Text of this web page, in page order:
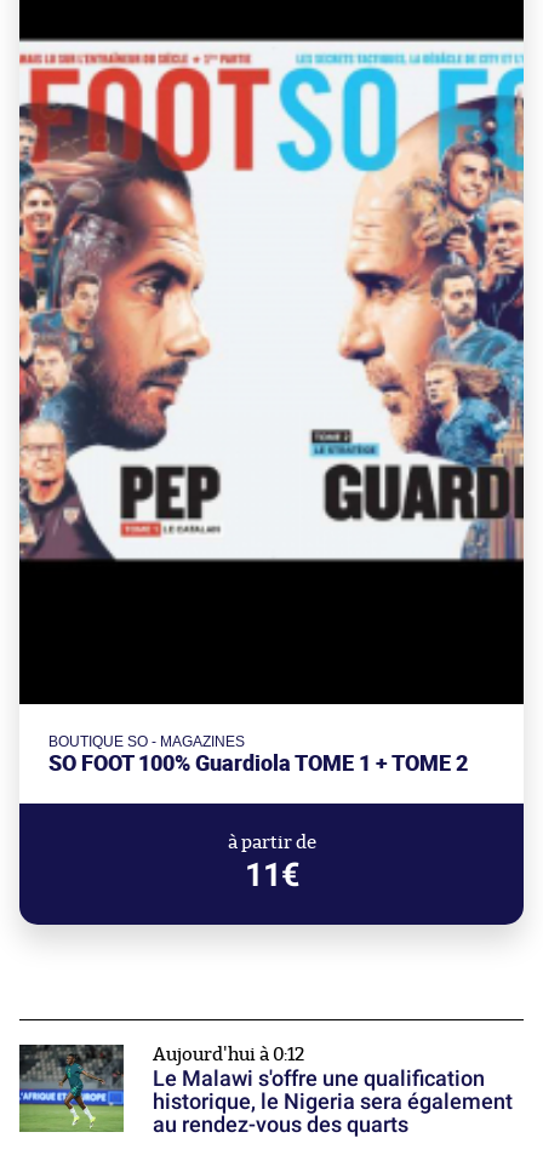
BOUTIQUE SO - MAGAZINES
SO FOOT 100% Guardiola TOME 1 + TOME 2
à partir de
11€
Aujourd'hui à 0:12
Le Malawi s'offre une qualification
historique, le Nigeria sera également
au rendez-vous des quarts